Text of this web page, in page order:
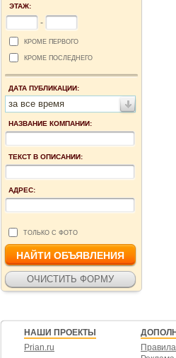
ЭТАЖ:
-
КРОМЕ ПЕРВОГО
КРОМЕ ПОСЛЕДНЕГО
ДАТА ПУБЛИКАЦИИ:
за все время
НАЗВАНИЕ КОМПАНИИ:
ТЕКСТ В ОПИСАНИИ:
АДРЕС:
ТОЛЬКО С ФОТО
НАШИ ПРОЕКТЫ
Prian.ru